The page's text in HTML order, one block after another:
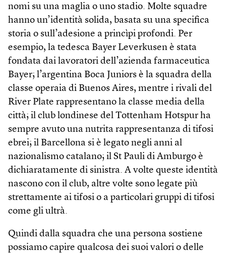
nomi su una maglia o uno stadio. Molte squadre
hanno un’identità solida, basata su una specifica
storia o sull’adesione a princìpi profondi. Per
esempio, la tedesca Bayer Leverkusen è stata
fondata dai lavoratori dell’azienda farmaceutica
Bayer; l’argentina Boca Juniors è la squadra della
classe operaia di Buenos Aires, mentre i rivali del
River Plate rappresentano la classe media della
città; il club londinese del Tottenham Hotspur ha
sempre avuto una nutrita rappresentanza di tifosi
ebrei; il Barcellona si è legato negli anni al
nazionalismo catalano; il St Pauli di Amburgo è
dichiaratamente di sinistra. A volte queste identità
nascono con il club, altre volte sono legate più
strettamente ai tifosi o a particolari gruppi di tifosi
come gli ultrà.
Quindi dalla squadra che una persona sostiene
possiamo capire qualcosa dei suoi valori o delle